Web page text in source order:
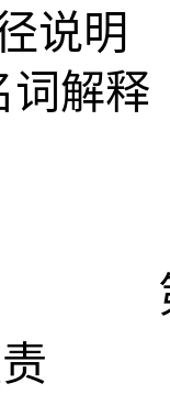
说明
词解释